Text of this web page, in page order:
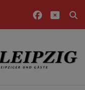
und Gäste